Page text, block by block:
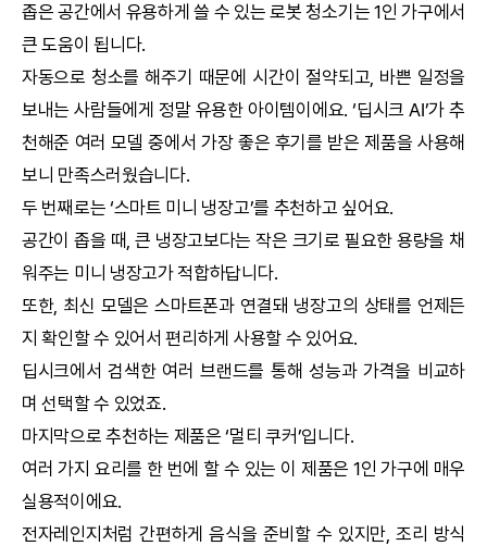
좁은 공간에서 유용하게 쓸 수 있는 로봇 청소기는 1인 가구에서
큰 도움이 됩니다.
자동으로 청소를 해주기 때문에 시간이 절약되고, 바쁜 일정을
보내는 사람들에게 정말 유용한 아이템이에요. ‘딥시크 AI’가 추
천해준 여러 모델 중에서 가장 좋은 후기를 받은 제품을 사용해
보니 만족스러웠습니다.
두 번째로는 ‘스마트 미니 냉장고’를 추천하고 싶어요.
공간이 좁을 때, 큰 냉장고보다는 작은 크기로 필요한 용량을 채
워주는 미니 냉장고가 적합하답니다.
또한, 최신 모델은 스마트폰과 연결돼 냉장고의 상태를 언제든
지 확인할 수 있어서 편리하게 사용할 수 있어요.
딥시크에서 검색한 여러 브랜드를 통해 성능과 가격을 비교하
며 선택할 수 있었죠.
마지막으로 추천하는 제품은 ‘멀티 쿠커’입니다.
여러 가지 요리를 한 번에 할 수 있는 이 제품은 1인 가구에 매우
실용적이에요.
전자레인지처럼 간편하게 음식을 준비할 수 있지만, 조리 방식